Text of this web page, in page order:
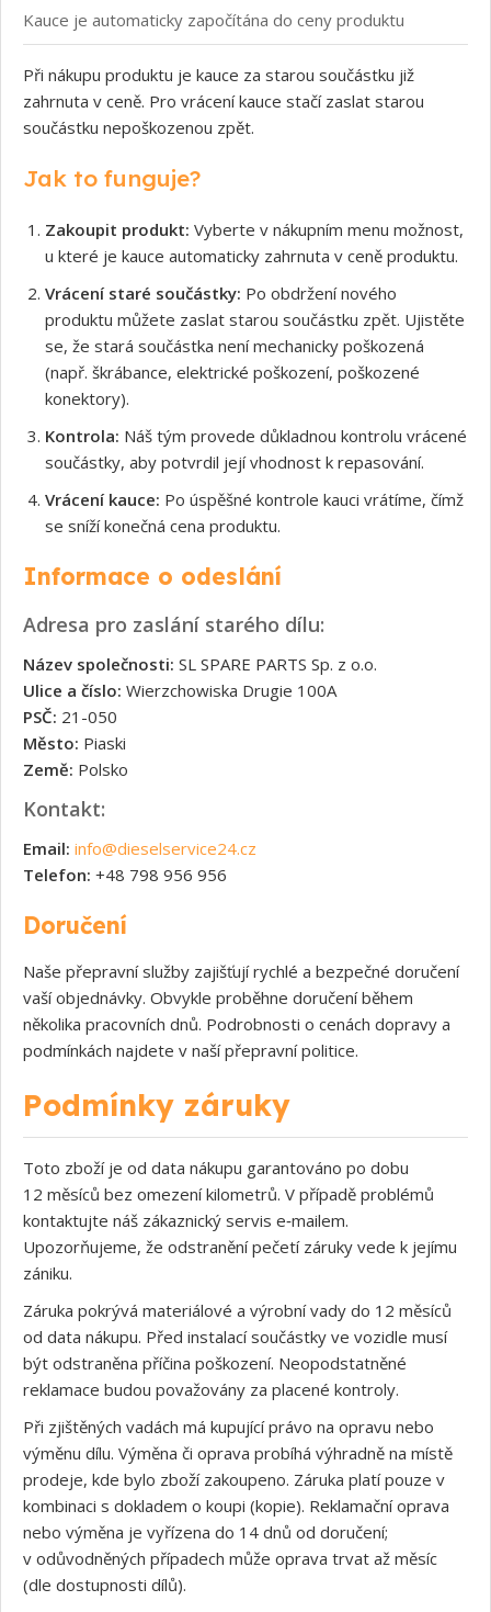
Kauce je automaticky započítána do ceny produktu
Při nákupu produktu je kauce za starou součástku již
zahrnuta v ceně. Pro vrácení kauce stačí zaslat starou
součástku nepoškozenou zpět.
Jak to funguje?
Zakoupit produkt: Vyberte v nákupním menu možnost,
u které je kauce automaticky zahrnuta v ceně produktu.
Vrácení staré součástky: Po obdržení nového
produktu můžete zaslat starou součástku zpět. Ujistěte
se, že stará součástka není mechanicky poškozená
(např. škrábance, elektrické poškození, poškozené
konektory).
Kontrola: Náš tým provede důkladnou kontrolu vrácené
součástky, aby potvrdil její vhodnost k repasování.
Vrácení kauce: Po úspěšné kontrole kauci vrátíme, čímž
se sníží konečná cena produktu.
Informace o odeslání
Adresa pro zaslání starého dílu:
Název společnosti: SL SPARE PARTS Sp. z o.o.
Ulice a číslo: Wierzchowiska Drugie 100A
PSČ: 21-050
Město: Piaski
Země: Polsko
Kontakt:
Email: info@dieselservice24.cz
Telefon: +48 798 956 956
Doručení
Naše přepravní služby zajišťují rychlé a bezpečné doručení
vaší objednávky. Obvykle proběhne doručení během
několika pracovních dnů. Podrobnosti o cenách dopravy a
podmínkách najdete v naší přepravní politice.
Podmínky záruky
Toto zboží je od data nákupu garantováno po dobu
12 měsíců bez omezení kilometrů. V případě problémů
kontaktujte náš zákaznický servis e‑mailem.
Upozorňujeme, že odstranění pečetí záruky vede k jejímu
zániku.
Záruka pokrývá materiálové a výrobní vady do 12 měsíců
od data nákupu. Před instalací součástky ve vozidle musí
být odstraněna příčina poškození. Neopodstatněné
reklamace budou považovány za placené kontroly.
Při zjištěných vadách má kupující právo na opravu nebo
výměnu dílu. Výměna či oprava probíhá výhradně na místě
prodeje, kde bylo zboží zakoupeno. Záruka platí pouze v
kombinaci s dokladem o koupi (kopie). Reklamační oprava
nebo výměna je vyřízena do 14 dnů od doručení;
v odůvodněných případech může oprava trvat až měsíc
(dle dostupnosti dílů).